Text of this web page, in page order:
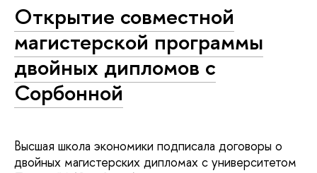
Открытие совместной
магистерской программы
двойных дипломов с
Сорбонной
Высшая школа экономики подписала договоры о
двойных магистерских дипломах с университетом